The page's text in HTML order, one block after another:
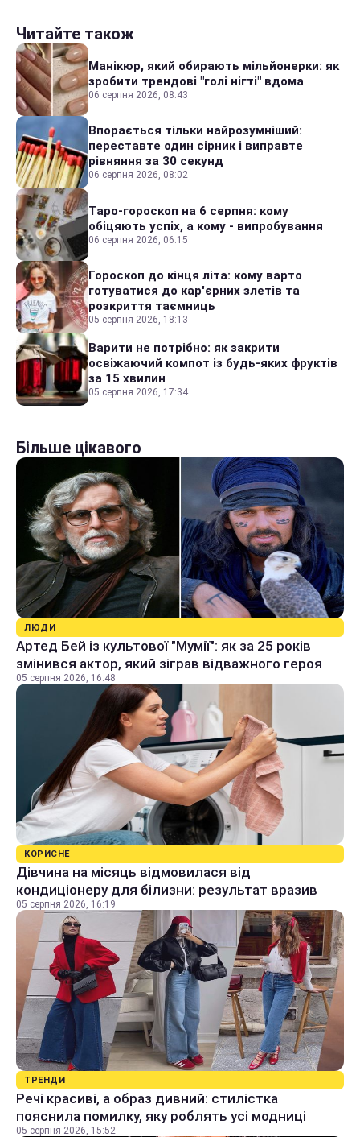
Читайте також
Манікюр, який обирають мільйонерки: як
зробити трендові "голі нігті" вдома
06 серпня 2026, 08:43
Впорається тільки найрозумніший:
переставте один сірник і виправте
рівняння за 30 секунд
06 серпня 2026, 08:02
Таро-гороскоп на 6 серпня: кому
обіцяють успіх, а кому - випробування
06 серпня 2026, 06:15
Гороскоп до кінця літа: кому варто
готуватися до кар'єрних злетів та
розкриття таємниць
05 серпня 2026, 18:13
Варити не потрібно: як закрити
освіжаючий компот із будь-яких фруктів
за 15 хвилин
05 серпня 2026, 17:34
Більше цікавого
ЛЮДИ
Артед Бей із культової "Мумії": як за 25 років
змінився актор, який зіграв відважного героя
05 серпня 2026, 16:48
КОРИСНЕ
Дівчина на місяць відмовилася від
кондиціонеру для білизни: результат вразив
05 серпня 2026, 16:19
ТРЕНДИ
Речі красиві, а образ дивний: стилістка
пояснила помилку, яку роблять усі модниці
05 серпня 2026, 15:52